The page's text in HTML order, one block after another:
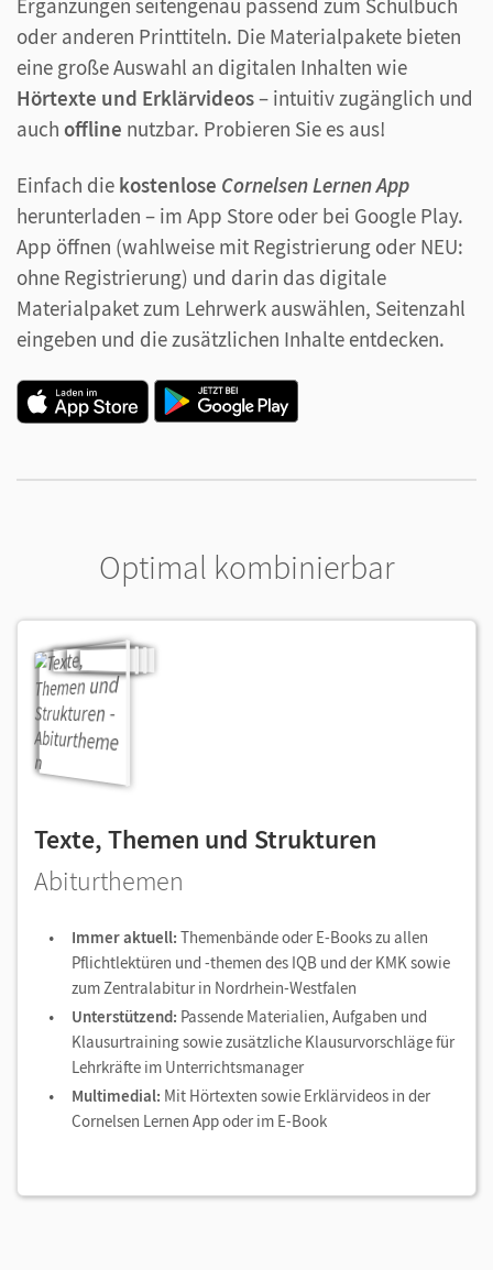
oder anderen Printtiteln. Die Materialpakete bieten
eine große Auswahl an digitalen Inhalten wie
Hörtexte und Erklärvideos– intuitiv zugänglich und
auch offline nutzbar. Probieren Sie es aus!
Einfach die kostenlose Cornelsen Lernen App
herunterladen – im App Store oder bei Google Play.
App öffnen (wahlweise mit Registrierung oder NEU:
ohne Registrierung) und darin das digitale
Materialpaket zum Lehrwerk auswählen, Seitenzahl
eingeben und die zusätzlichen Inhalte entdecken.
Optimal kombinierbar
Texte, Themen und Strukturen
Abiturthemen
Immer aktuell: Themenbände oder E-Books zu allen
Pflichtlektüren und -themen des IQB und der KMK sowie
zum Zentralabitur in Nordrhein-Westfalen
Unterstützend: Passende Materialien, Aufgaben und
Klausurtraining sowie zusätzliche Klausurvorschläge für
Lehrkräfte im Unterrichtsmanager
Multimedial: Mit Hörtexten sowie Erklärvideos in der
Cornelsen Lernen App oder im E-Book